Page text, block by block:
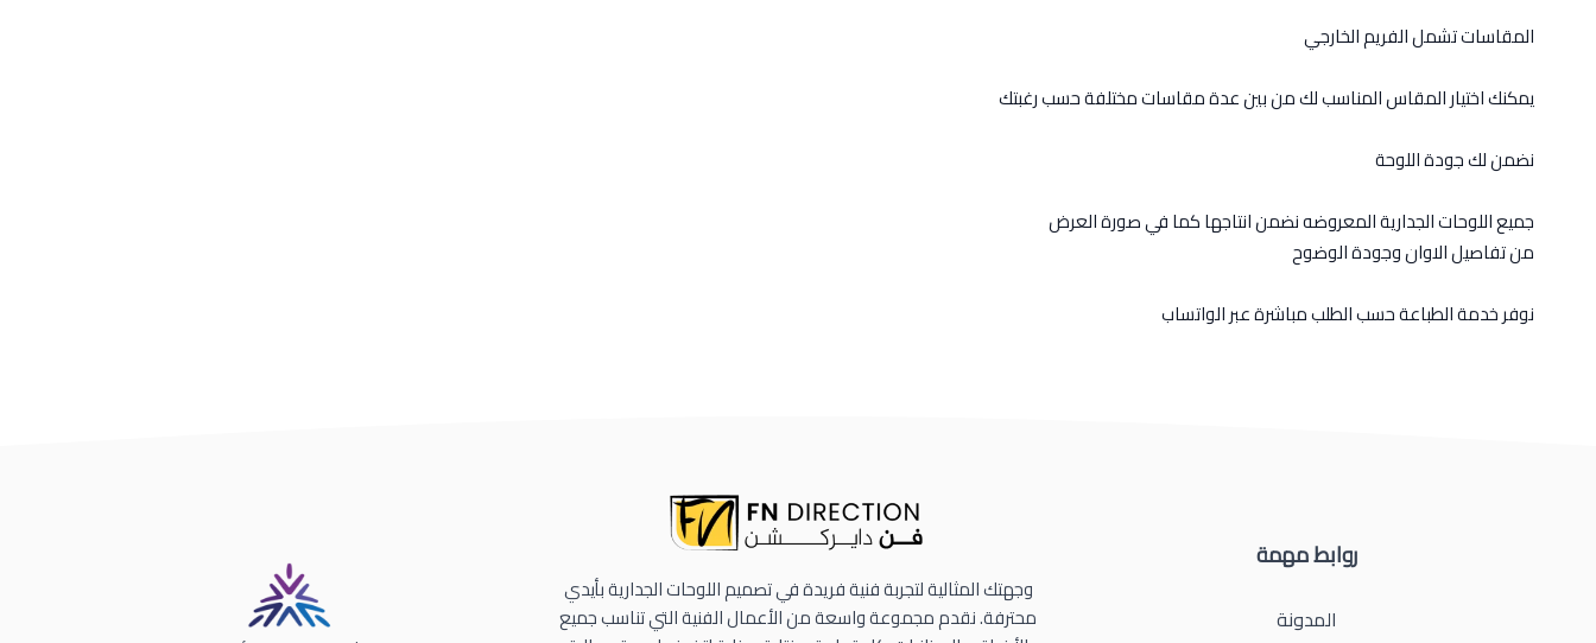
المقاسات تشمل الفريم الخارجي
يمكنك اختيار المقاس المناسب لك من بين عدة مقاسات مختلفة حسب رغبتك
نضمن لك جودة اللوحة
جميع اللوحات الجدارية المعروضه نضمن انتاجها كما في صورة العرض
من تفاصيل الاوان وجودة الوضوح
نوفر خدمة الطباعة حسب الطلب مباشرة عبر الواتساب
روابط مهمة
المدونة
وجهتك المثالية لتجربة فنية فريدة في تصميم اللوحات الجدارية بأيدي
محترفة. نقدم مجموعة واسعة من الأعمال الفنية التي تناسب جميع